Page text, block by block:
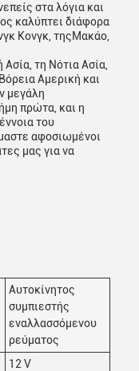
στα λόγια και
καλύπτει διάφορα
Κονγκ, τηςΜακάο,
τη Νότια Ασία,
Αμερική και
μεγάλη
πρώτα, και η
του
αφοσιωμένοι
μας για να
Αυτοκίνητος
συμπιεστής
εναλλασσόμενου
ρεύματος
12 V